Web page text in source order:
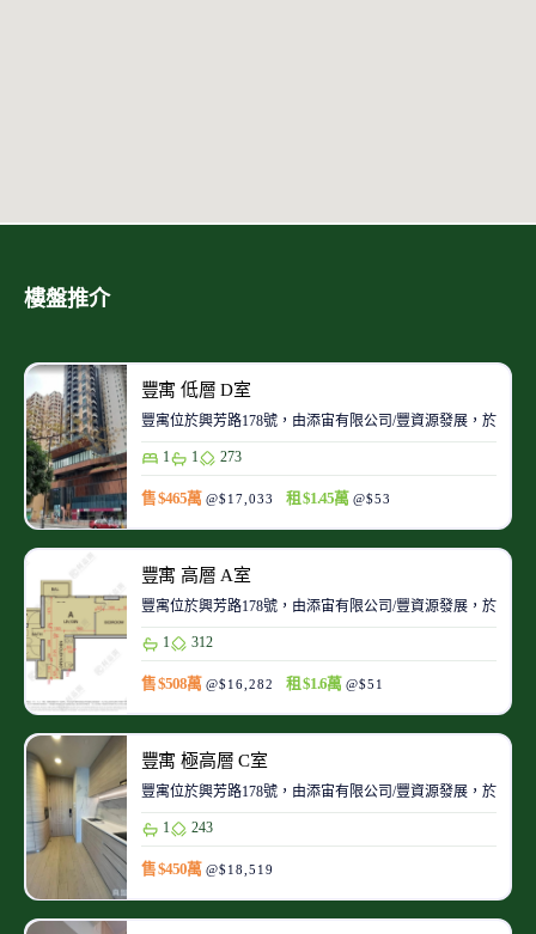
樓盤推介
豐寓 低層 D室
豐寓位於興芳路178號，由添宙有限公司/豐資源發展，於
1 1 273
售 $465萬 @$17,033 租 $1.45萬 @$53
豐寓 高層 A室
豐寓位於興芳路178號，由添宙有限公司/豐資源發展，於
1 312
售 $508萬 @$16,282 租 $1.6萬 @$51
豐寓 極高層 C室
豐寓位於興芳路178號，由添宙有限公司/豐資源發展，於
1 243
售 $450萬 @$18,519